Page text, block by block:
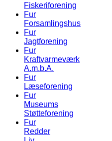
Fiskeriforening
Fur
Forsamlingshus
Fur
Jagtforening
Fur
Kraftvarmeværk
A.m.b.A.
Fur
Læseforening
Fur
Museums
Støtteforening
Fur
Redder